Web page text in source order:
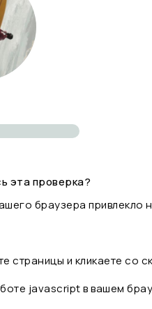
эта проверка?
браузера привлекло
страницы и кликаете
javascript в вашем